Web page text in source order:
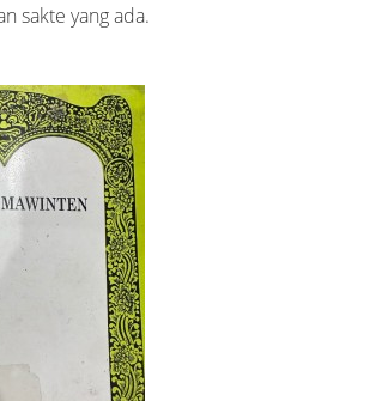
sakte yang ada.